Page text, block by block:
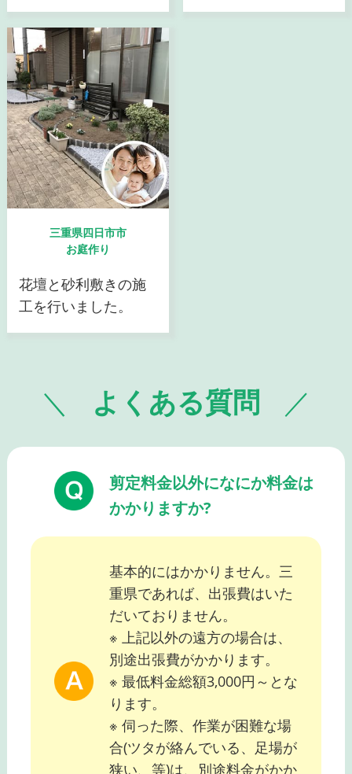
三重県四日市市
お庭作り
花壇と砂利敷きの施
工を行いました。
よくある質問
剪定料金以外になにか料金は
かかりますか?
基本的にはかかりません。三
重県であれば、出張費はいた
だいておりません。
※ 上記以外の遠方の場合は、
別途出張費がかかります。
※ 最低料金総額3,000円～とな
ります。
※ 伺った際、作業が困難な場
合(ツタが絡んでいる、足場が
狭い、等)は、別途料金がかか